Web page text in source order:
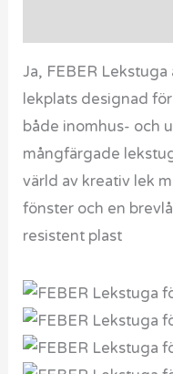
Ja, FEBER
lekplats designad
både inomhus- och
mångfärgade
värld av kreativ lek
fönster och en
resistent plast